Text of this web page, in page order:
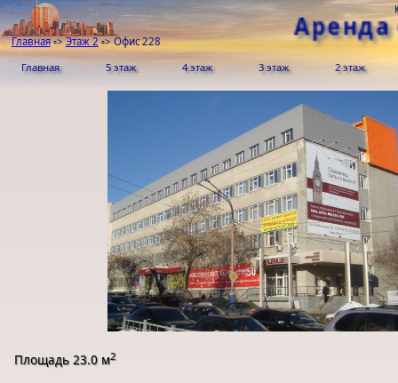
Главная▫>Этаж 2▫>Офис 228
Главная 5 этаж 4 этаж 3 этаж 2 этаж
Площадь 23.0 м2